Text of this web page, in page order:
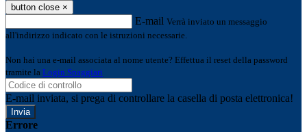
button close ×
E-mail Verrà inviato un messaggio
all'indirizzo indicato con le istruzioni necessarie.
Non hai una e-mail associata al nome utente? Effettua il reset della password
tramite la Login Spaggiari
E-mail inviata, si prega di controllare la casella di posta elettronica!
Errore